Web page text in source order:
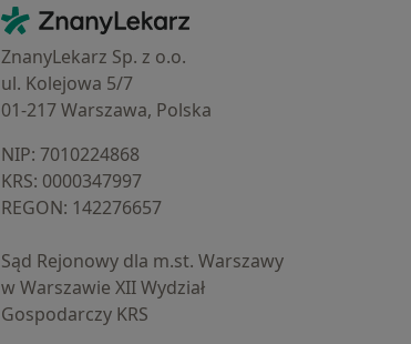
Kontakt
ZnanyLekarz - Strona główna
ZnanyLekarz Sp. z o.o.
ul. Kolejowa 5/7
01-217 Warszawa, Polska
NIP: ⁠7010224868
KRS: ⁠0000347997
REGON: ⁠142276657
Sąd Rejonowy dla m.st. Warszawy
w Warszawie XII Wydział
Gospodarczy KRS